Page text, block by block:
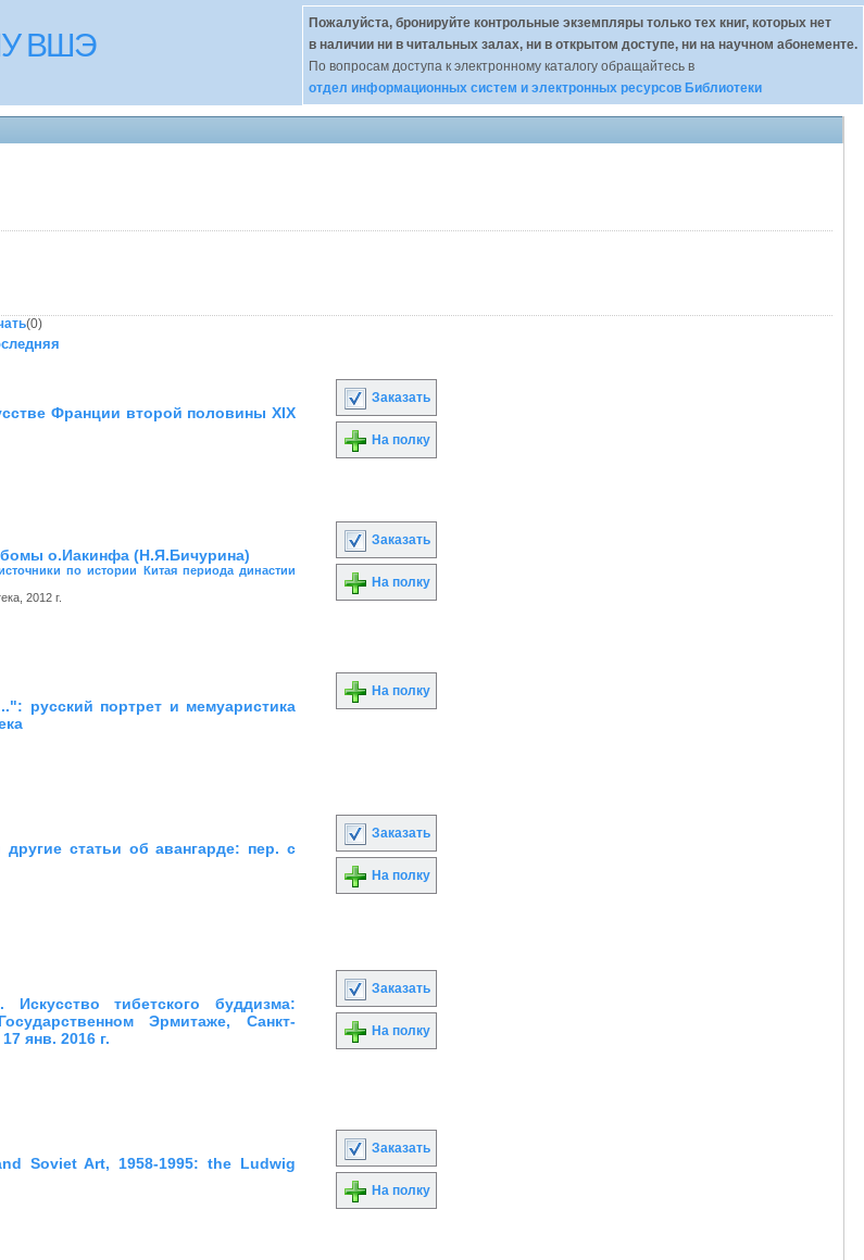
ВШЭ
Пожалуйста, бронируйте контрольные экземпляры только тех книг, которых нет
в наличии ни в читальных залах, ни в открытом доступе, ни на научном абонементе.
По вопросам доступа к электронному каталогу обращайтесь в
отдел информационных систем и электронных ресурсов Библиотеки
(0)
Франции второй половины XIX
Заказать
На полку
о.Иакинфа (Н.Я.Бичурина)
по истории Китая периода династии
2012 г.
Заказать
На полку
русский портрет и мемуаристика
На полку
статьи об авангарде: пер. с
Заказать
На полку
тибетского буддизма:
Эрмитаже, Санкт-
янв. 2016 г.
Заказать
На полку
Soviet Art, 1958-1995: the Ludwig
Заказать
На полку